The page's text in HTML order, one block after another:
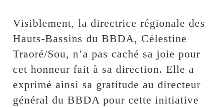
Visiblement, la directrice régionale des
Hauts-Bassins du BBDA, Célestine
Traoré/Sou, n’a pas caché sa joie pour
cet honneur fait à sa direction. Elle a
exprimé ainsi sa gratitude au directeur
général du BBDA pour cette initiative